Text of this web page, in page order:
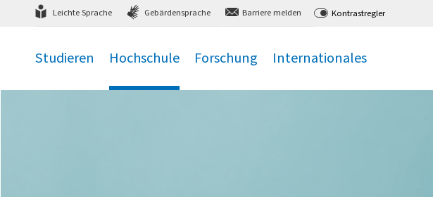
zum Hauptmenü zum Inhalt,
Leichte Sprache Gebärdensprache Barriere melden Kontrastregler
Studieren Hochschule Forschung Internationales